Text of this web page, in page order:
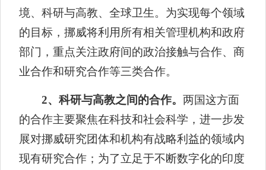
境、科研与高教、全球卫生。为实现每个领域
的目标，挪威将利用所有相关管理机构和政府
部门，重点关注政府间的政治接触与合作、商
业合作和研究合作等三类合作。
2、科研与高教之间的合作。 两国这方面
的合作主要聚焦在科技和社会科学，进一步发
展对挪威研究团体和机构有战略利益的领域内
现有研究合作；为了立足于不断数字化的印度